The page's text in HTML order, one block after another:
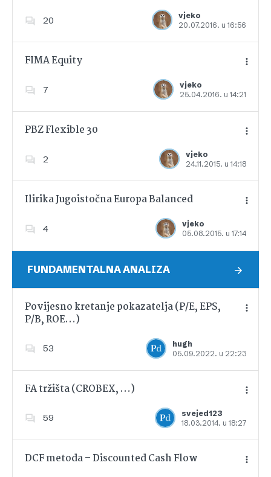
20
vjeko
20.07.2016. u 16:56
Dodajte u favorite
FIMA Equity
7
vjeko
25.04.2016. u 14:21
Dodajte u favorite
PBZ Flexible 30
2
vjeko
24.11.2015. u 14:18
Dodajte u favorite
Ilirika Jugoistočna Europa Balanced
4
vjeko
05.08.2015. u 17:14
Dodajte u favorite
FUNDAMENTALNA ANALIZA
Povijesno kretanje pokazatelja (P/E, EPS,
P/B, ROE…)
53
hugh
05.09.2022. u 22:23
Dodajte u favorite
FA tržišta (CROBEX, …)
59
svejed123
18.03.2014. u 18:27
Dodajte u favorite
DCF metoda – Discounted Cash Flow